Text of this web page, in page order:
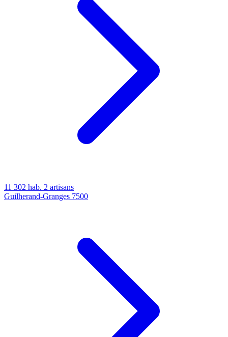
11 302 hab. 2 artisans
Guilherand-Granges 7500